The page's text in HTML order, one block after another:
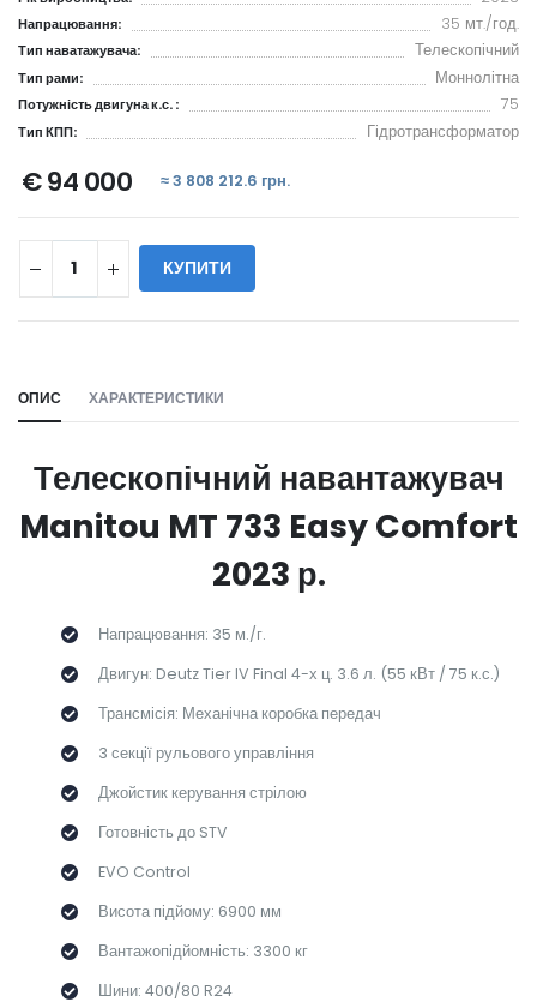
Напрацювання: 35 мт./год.
Тип наватажувача: Телескопічний
Тип рами: Моннолітна
Потужність двигуна к.с. : 75
Тип КПП: Гідротрансформатор
€ 94 000 ≈ 3 808 212.6 грн.
КУПИТИ
ОПИС ХАРАКТЕРИСТИКИ
Телескопічний навантажувач
Manitou MT 733 Easy Comfort
2023 р.
Напрацювання: 35 м./г.
Двигун: Deutz Tier IV Final 4-х ц. 3.6 л. (55 кВт / 75 к.с.)
Трансмісія: Механічна коробка передач
3 секції рульового управління
Джойстик керування стрілою
Готовність до STV
EVO Control
Висота підйому: 6900 мм
Вантажопідйомність: 3300 кг
Шини: 400/80 R24